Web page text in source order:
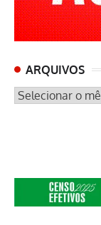
ARQUIVOS
ARQUIVOS